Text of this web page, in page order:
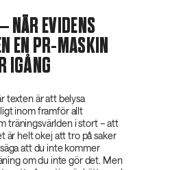
NÄR EVIDENS
EN PR-MASKIN
IGÅNG
texten är att belysa
inom framför allt
träningsvärlden i stort – att
är helt okej att tro på saker
att du inte kommer
om du inte gör det. Men